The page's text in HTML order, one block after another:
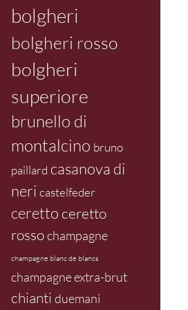
bolgheri
bolgheri rosso
bolgheri
superiore
brunello di
montalcino bruno
paillard casanova di
neri castelfeder
ceretto ceretto
rossochampagne
champagne blanc de blancs
champagne extra-brut
chianti duemani